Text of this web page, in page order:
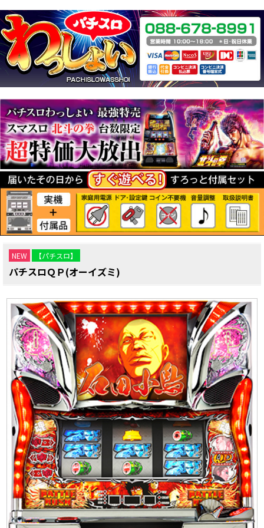
NEW 【パチスロ】
パチスロＱＰ(オーイズミ)